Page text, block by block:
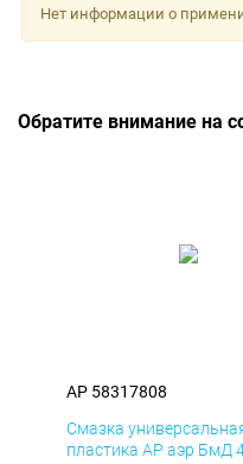
Нет информации о
Обратите внимание на
AP 58317808
Смазка
пластика AP аэр БмД